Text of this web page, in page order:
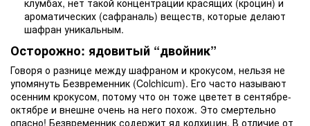
ароматических (сафраналь) веществ, которые делают
шафран уникальным.
Осторожно: ядовитый “двойник”
Говоря о разнице между шафраном и крокусом, нельзя не
упомянуть Безвременник (Colchicum). Его часто называют
осенним крокусом, потому что он тоже цветет в сентябре-
октябре и внешне очень на него похож. Это смертельно
опасно! Безвременник содержит яд колхицин. В отличие от